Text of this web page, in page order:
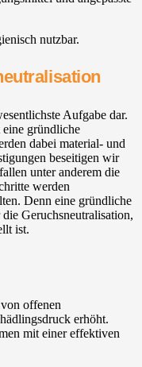
nutzbar.
Aufgabe dar.
gründliche
dabei material- und
beseitigen wir
unter anderem die
werden
Denn eine gründliche
Geruchsneutralisation,
ist.
offenen
erhöht.
mit einer effektiven